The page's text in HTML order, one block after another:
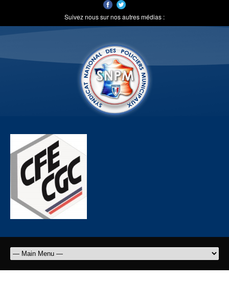
Suivez nous sur nos autres médias :